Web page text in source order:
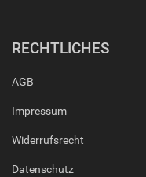
RECHTLICHES
AGB
Impressum
Widerrufsrecht
Datenschutz